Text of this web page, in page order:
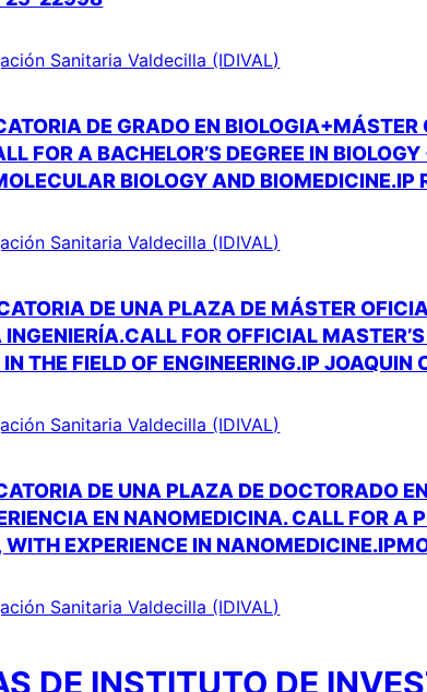
Sanitaria Valdecilla (IDIVAL)
DE GRADO EN BIOLOGIA+MÁSTER
FOR A BACHELOR’S DEGREE IN
BIOLOGY AND
Sanitaria Valdecilla (IDIVAL)
DE UNA PLAZA DE MÁSTER
FOR OFFICIAL
THE FIELD OF ENGINEERING.IP
Sanitaria Valdecilla (IDIVAL)
DE UNA PLAZA DE DOCTORADO
EN NANOMEDICINA. CALL FOR A
WITH EXPERIENCE IN
Sanitaria Valdecilla (IDIVAL)
DE INSTITUTO DE